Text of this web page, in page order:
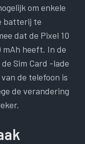
om enkele
batterij te
dat de Pixel 10
mAh heeft. In de
Sim Card -lade
de telefoon is
de verandering